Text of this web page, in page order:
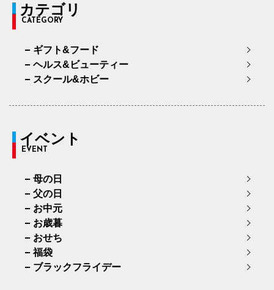
カテゴリ
CATEGORY
ギフト&フード
ヘルス&ビューティー
スクール&ホビー
イベント
EVENT
母の日
父の日
お中元
お歳暮
おせち
福袋
ブラックフライデー